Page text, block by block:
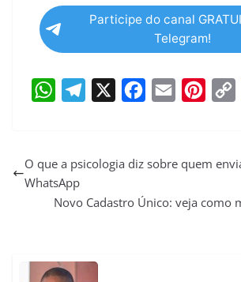
Participe do canal
Telegram!
a
t
l
e
g
c
b
a
l
n
e
p
L
O que a psicologia diz sobre quem
WhatsApp
Novo Cadastro Único: veja como